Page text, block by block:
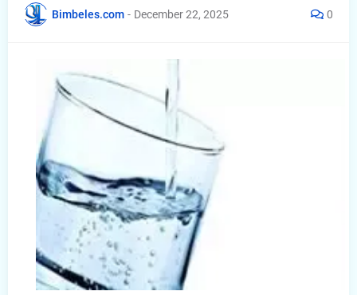
Bimbeles.com - December 22, 2025 0